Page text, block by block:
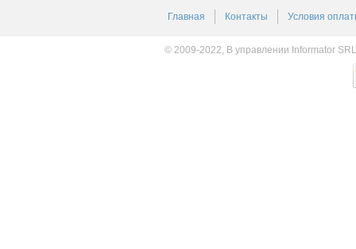
Главная Контакты Условия
© 2009-2022, В управлении Informator SRL